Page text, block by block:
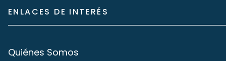
ENLACES DE INTERÉS
Quiénes Somos